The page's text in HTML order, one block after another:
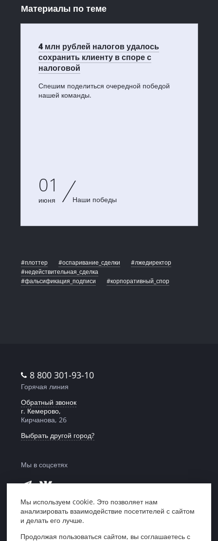
Материалы по теме
4 млн рублей налогов удалось
сохранить клиенту в споре с
налоговой
Спешим поделиться очередной победой
нашей команды.
01
июня Наши победы
#плоттер #оспаривание_сделки
#лжедиректор
#недействительная_сделка
#фальсификация_подписи
#корпоративный_спор
8 800 301-93-10
Горячая линия
Обратный звонок
г. Кемерово,
Кирчанова, 26
Выбрать другой город?
Мы в соцсетях
Мы в рейтинге
«Право 300»
Мы используем cookie. Это позволяет нам
анализировать взаимодействие посетителей с сайтом
и делать его лучше.
Продолжая пользоваться сайтом, вы соглашаетесь с